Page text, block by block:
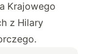
Krajowego
z Hilary